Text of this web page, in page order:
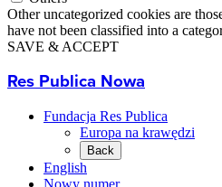
Other uncategorized cookies are
have not been classified into a
SAVE & ACCEPT
Res Publica Nowa
Fundacja Res Publica
Europa na krawędzi
Back
English
Nowy numer